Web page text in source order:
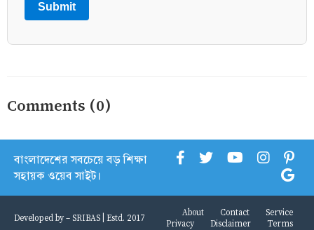
Submit
Comments (0)
বাংলাদেশের সবচেয়ে বড় শিক্ষা
সহায়ক ওয়েব সাইট।
Developed by - SRIBAS | Estd. 2017 About Contact
Service
Privacy
Disclaimer Terms